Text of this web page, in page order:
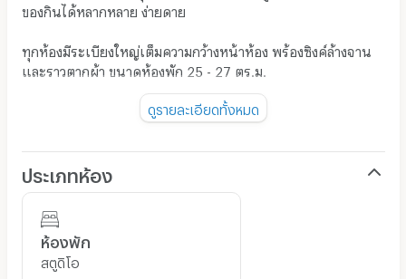
ของกินได้หลากหลาย ง่ายดาย
ทุกห้องมีระเบียงใหญ่เต็มความกว้างหน้าห้อง พร้องซิงค์ล้างจาน
และราวตากผ้า ขนาดห้องพัก 25 - 27 ตร.ม.
พิเศษ ห้องชั้น 4 สไตล์ LOFT ฝ้าเพดานสูง
ดูรายละเอียดทั้งหมด
ประเภทห้อง
ห้องพัก
สตูดิโอ